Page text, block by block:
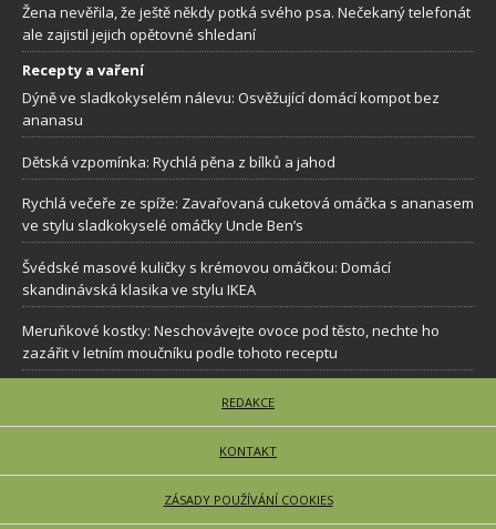
Žena nevěřila, že ještě někdy potká svého psa. Nečekaný telefonát
ale zajistil jejich opětovné shledaní
Recepty a vaření
Dýně ve sladkokyselém nálevu: Osvěžující domácí kompot bez
ananasu
Dětská vzpomínka: Rychlá pěna z bílků a jahod
Rychlá večeře ze spíže: Zavařovaná cuketová omáčka s ananasem
ve stylu sladkokyselé omáčky Uncle Ben’s
Švédské masové kuličky s krémovou omáčkou: Domácí
skandinávská klasika ve stylu IKEA
Meruňkové kostky: Neschovávejte ovoce pod těsto, nechte ho
zazářit v letním moučníku podle tohoto receptu
REDAKCE
KONTAKT
ZÁSADY POUŽÍVÁNÍ COOKIES